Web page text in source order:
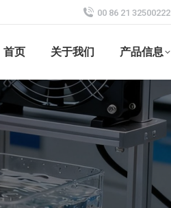
00 86 21 32500222
首页 关于我们 产品信息